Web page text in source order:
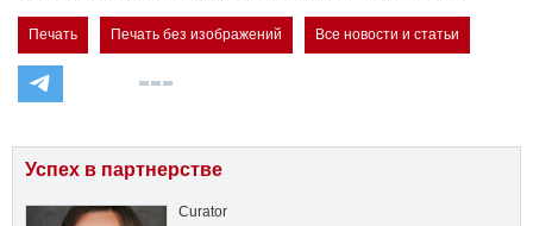
Печать Печать без изображений Все новости и статьи
Успех в партнерстве
Curator